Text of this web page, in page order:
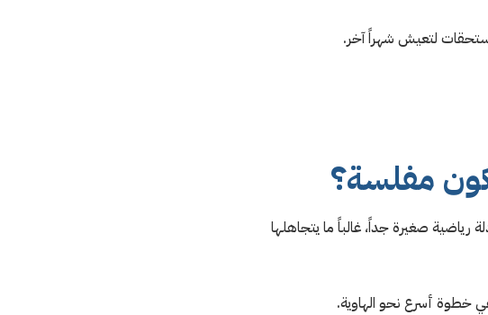
لتعيش شهراً آخر.
مفلسة؟
رياضية صغيرة جداً، غالباً ما يتجاهلها
خطوة أسرع نحو الهاوية.